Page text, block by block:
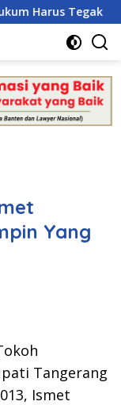
Tegak
Yang
Tangerang
Ismet